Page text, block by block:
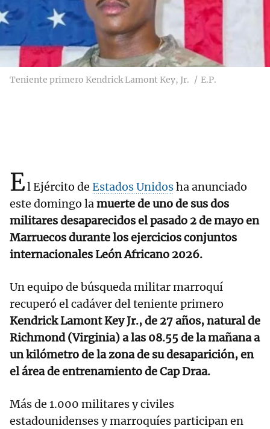
Teniente primero Kendrick Lamont Key, Jr. E.P.
El Ejército de Estados Unidosha anunciado
este domingo lamuerte de uno de sus dos
militares desaparecidos el pasado 2 de mayo en
Marruecos durante los ejercicios conjuntos
internacionales León Africano 2026.
Un equipo de búsqueda militar marroquí
recuperó el cadáver del teniente primero
Kendrick Lamont Key Jr., de 27 años, natural de
Richmond (Virginia) a las 08.55 de la mañana a
un kilómetro de la zona de su desaparición, en
el área de entrenamiento de Cap Draa.
Más de 1.000 militares y civiles
estadounidenses y marroquíes participan en